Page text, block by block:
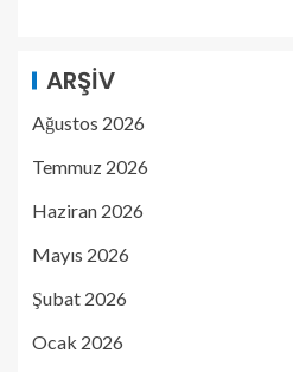
ARŞIV
Ağustos 2026
Temmuz 2026
Haziran 2026
Mayıs 2026
Şubat 2026
Ocak 2026